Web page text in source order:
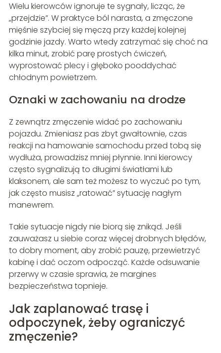
Wielu kierowców ignoruje te sygnały, licząc, że
„przejdzie”. W praktyce ból narasta, a zmęczone
mięśnie szybciej się męczą przy każdej kolejnej
godzinie jazdy. Warto wtedy zatrzymać się choć na
kilka minut, zrobić parę prostych ćwiczeń,
wyprostować plecy i głęboko pooddychać
chłodnym powietrzem.
Oznaki w zachowaniu na drodze
Z zewnątrz zmęczenie widać po zachowaniu
pojazdu. Zmieniasz pas zbyt gwałtownie, czas
reakcji na hamowanie samochodu przed tobą się
wydłuża, prowadzisz mniej płynnie. Inni kierowcy
często sygnalizują to długimi światłami lub
klaksonem, ale sam też możesz to wyczuć po tym,
jak często musisz „ratować” sytuację nagłym
manewrem.
Takie sytuacje nigdy nie biorą się znikąd. Jeśli
zauważasz u siebie coraz więcej drobnych błędów,
to dobry moment, aby zrobić pauzę, przewietrzyć
kabinę i dać oczom odpocząć. Każde odsuwanie
przerwy w czasie sprawia, że margines
bezpieczeństwa topnieje.
Jak zaplanować trasę i
odpoczynek, żeby ograniczyć
zmęczenie?